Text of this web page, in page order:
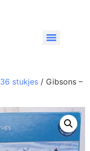
stukjes / Gibsons –